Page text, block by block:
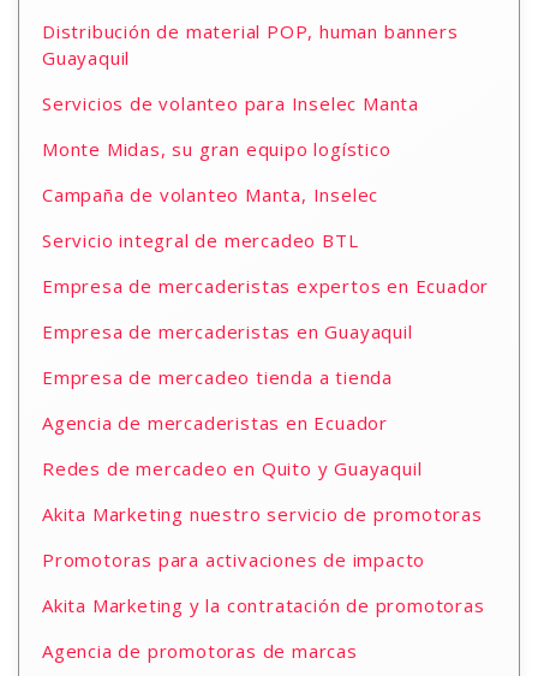
Distribución de material POP, human banners
Guayaquil
Servicios de volanteo para Inselec Manta
Monte Midas, su gran equipo logístico
Campaña de volanteo Manta, Inselec
Servicio integral de mercadeo BTL
Empresa de mercaderistas expertos en Ecuador
Empresa de mercaderistas en Guayaquil
Empresa de mercadeo tienda a tienda
Agencia de mercaderistas en Ecuador
Redes de mercadeo en Quito y Guayaquil
Akita Marketing nuestro servicio de promotoras
Promotoras para activaciones de impacto
Akita Marketing y la contratación de promotoras
Agencia de promotoras de marcas